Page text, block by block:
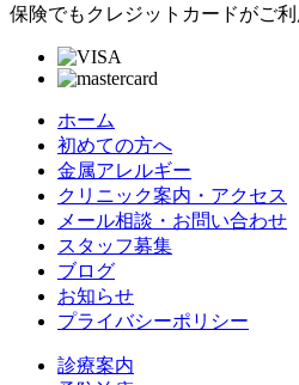
保険でもクレジットカードがご
ホーム
初めての方へ
金属アレルギー
クリニック案内・アクセス
メール相談・お問い合わせ
スタッフ募集
ブログ
お知らせ
プライバシーポリシー
診療案内